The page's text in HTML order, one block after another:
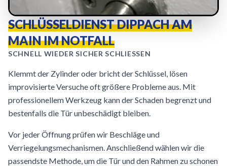
SCHLÜSSELDIENST DIPPACH AM
MAIN IM NOTFALL
SCHNELL WIEDER SICHER SCHLIESSEN
Klemmt der Zylinder oder bricht der Schlüssel, lösen
improvisierte Versuche oft größere Probleme aus. Mit
professionellem Werkzeug kann der Schaden begrenzt und
bestenfalls die Tür unbeschädigt bleiben.
Vor jeder Öffnung prüfen wir Beschläge und
Verriegelungsmechanismen. Anschließend wählen wir die
passendste Methode, um die Tür und den Rahmen zu schonen